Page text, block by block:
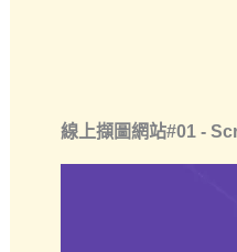
線上擷圖網站#01 -